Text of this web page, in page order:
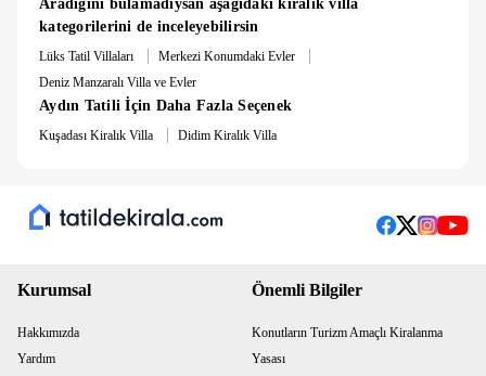
ücretlendirilir) /su kullanımı, ücretsiz Wi-Fi ve periyodik
olarak 3 günde villa temizliği ve havlu-nevresim değişimi
dahildir.
Girişte 5.200 TL hasar depozitosu alınmaktadır.
Aradığını bulamadıysan aşağıdaki kiralık villa
kategorilerini de inceleyebilirsin
Lüks Tatil Villaları | Merkezi Konumdaki Evler |
Deniz Manzaralı Villa ve Evler
Aydın Tatili İçin Daha Fazla Seçenek
Kuşadası Kiralık Villa | Didim Kiralık Villa
Kurumsal
Hakkımızda
Yardım
Önemli Bilgiler
Konutların Turizm Amaçlı Kiralanma
Yasası